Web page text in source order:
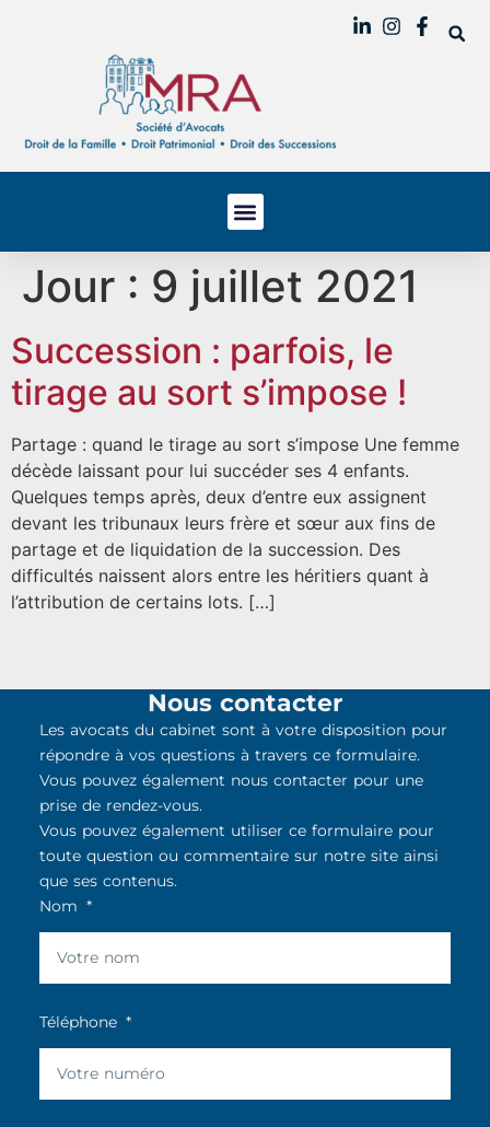
Jour : 9 juillet 2021
Succession : parfois, le
tirage au sort s’impose !
Partage : quand le tirage au sort s’impose Une femme
décède laissant pour lui succéder ses 4 enfants.
Quelques temps après, deux d’entre eux assignent
devant les tribunaux leurs frère et sœur aux fins de
partage et de liquidation de la succession. Des
difficultés naissent alors entre les héritiers quant à
l’attribution de certains lots. […]
Nous contacter
Les avocats du cabinet sont à votre disposition pour
répondre à vos questions à travers ce formulaire.
Vous pouvez également nous contacter pour une
prise de rendez-vous.
Vous pouvez également utiliser ce formulaire pour
toute question ou commentaire sur notre site ainsi
que ses contenus.
Nom
Téléphone